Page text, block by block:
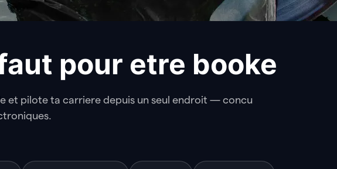
pour etre booke
et pilote ta carriere depuis un seul endroit — concu